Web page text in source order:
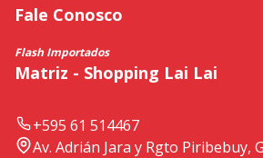
Fale Conosco
Flash Importados
Matriz - Shopping Lai Lai
+595 61 514467
Av. Adrián Jara y Rgto Piribebuy,